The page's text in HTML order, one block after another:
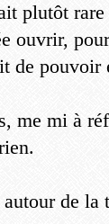
plutôt
ouvrir,
de pouvoir
me mi à
de